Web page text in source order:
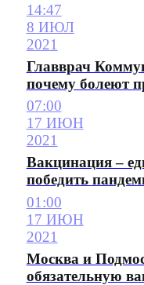
14:47
8 ИЮЛ
2021
Главврач
почему болеют
07:00
17 ИЮН
2021
Вакцинация –
победить
01:00
17 ИЮН
2021
Москва и
обязательную